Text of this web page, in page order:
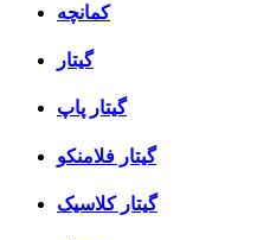
کمانچه
گیتار
گیتار پاپ
گیتار فلامنکو
گیتار کلاسیک